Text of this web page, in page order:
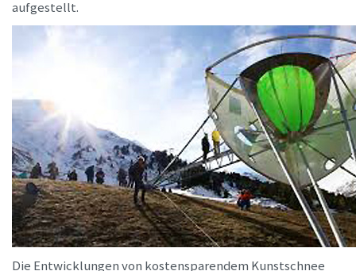
aufgestellt.
Die Entwicklungen von kostensparendem Kunstschnee